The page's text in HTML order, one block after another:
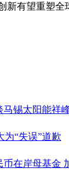
新有望重塑全
马锡太阳能祥
为“失误”道歉
币在岸母基金